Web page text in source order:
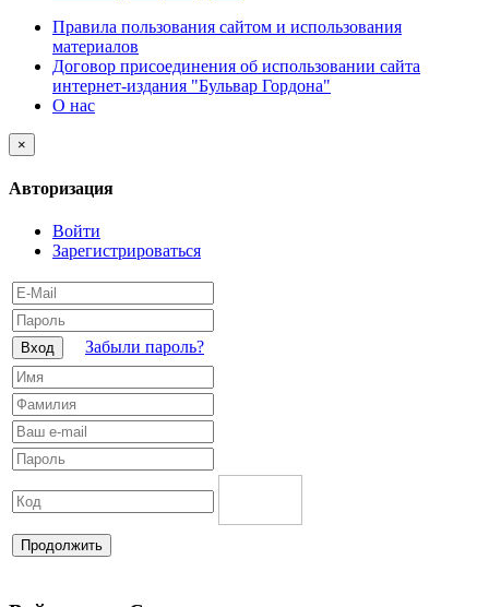
Правила пользования сайтом и использования
материалов
Договор присоединения об использовании сайта
интернет-издания "Бульвар Гордона"
О нас
×
Авторизация
Войти
Зарегистрироваться
Вход Забыли пароль?
Продолжить